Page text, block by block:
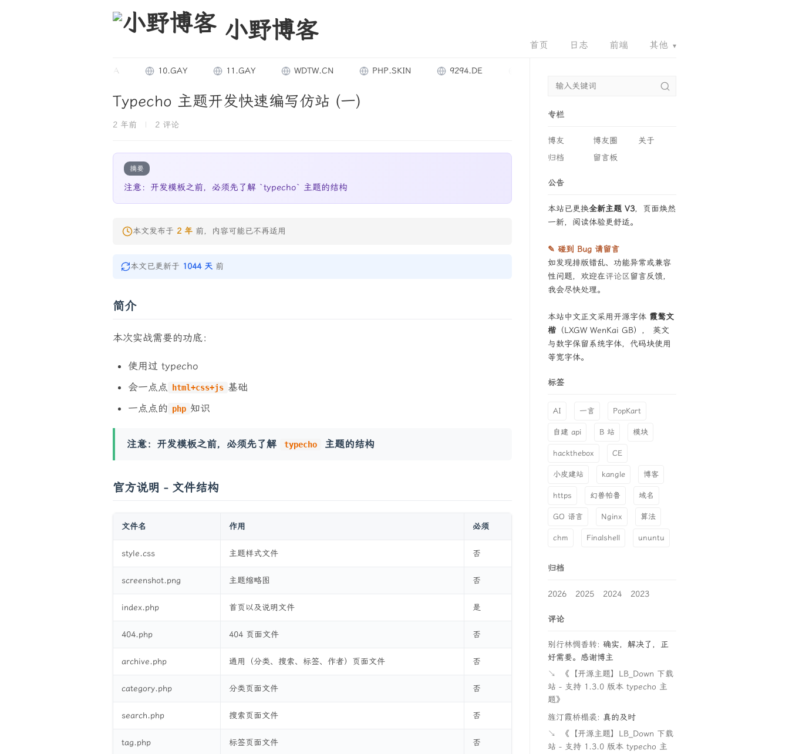
小野博客
首页 日志 前端 其他 ▾
10.GAY 11.GAY WDTW.CN PHP.SKIN 9294.DE
Typecho 主题开发快速编写仿站 (一)
2 年前 | 2 评论
摘要
注意：开发模板之前，必须先了解 `typecho` 主题的结构
本文发布于 2 年 前，内容可能已不再适用
本文已更新于 1044 天 前
简介
本次实战需要的功底：
使用过 typecho
会一点点
html+css+js 基础
一点点的 php 知识
注意：开发模板之前，必须先了解 typecho 主题的结构
官方说明 - 文件结构
文件名 作用 必须
style.css 主题样式文件 否
screenshot.png 主题缩略图 否
index.php 首页以及说明文件 是
404.php 404 页面文件 否
archive.php 通用（分类、搜索、标签、作者）页面文件 否
category.php 分类页面文件 否
search.php 搜索页面文件 否
tag.php 标签页面文件 否
专栏
博友 博友圈
关于
归档
留言板
公告
本站已更换全新主题 V3，页面焕然
一新，阅读体验更舒适。
✎ 碰到 Bug 请留言
如发现排版错乱、功能异常或兼容
性问题，欢迎在评论区留言反馈，
我会尽快处理。
本站中文正文采用开源字体 霞鹜文
楷 （LXGW WenKai GB）， 英文
与数字保留系统字体，代码块使用
等宽字体。
标签
AI 一言 PopKart
自建 api B 站 模块
hackthebox CE
小皮建站 kangle 博客
https 幻兽帕鲁 域名
GO 语言 Nginx 算法
chm Finalshell ununtu
归档
2026 2025 2024 2023
评论
别行林惆香转: 确实，解决了，正
好需要。感谢博主
↘
《【开源主题】LB_Down 下载
站 - 支持 1.3.0 版本 typecho 主
题》
旌汀霞桥榻裘: 真的及时
↘
《【开源主题】LB_Down 下载
站 - 支持 1.3.0 版本 typecho 主